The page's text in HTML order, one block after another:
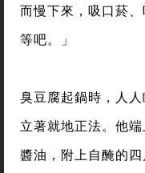
而慢下來，吸口菸
等吧。」
臭豆腐起鍋時，人
立著就地正法。他
醬油，附上自醃的